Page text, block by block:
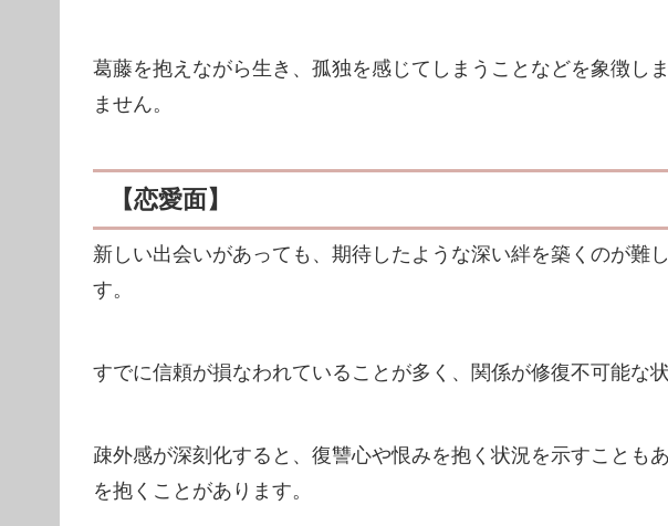
葛藤を抱えながら生き、孤独を感じてしまうことなどを象徴し
ません。
【恋愛面】
新しい出会いがあっても、期待したような深い絆を築くのが難
す。
すでに信頼が損なわれていることが多く、関係が修復不可能な
疎外感が深刻化すると、復讐心や恨みを抱く状況を示すことも
を抱くことがあります。